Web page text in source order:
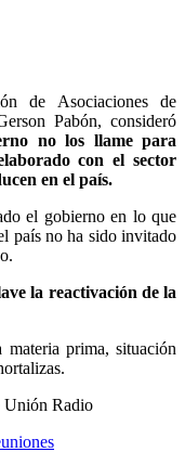
de Asociaciones de
Pabón, consideró
no los llame para
con el sector
en el país.
el gobierno en lo que
país no ha sido invitado
la reactivación de la
prima, situación
Unión Radio